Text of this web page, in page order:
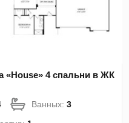
4 спальни в ЖК
Ванных:3